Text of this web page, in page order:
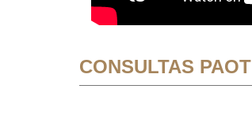
CONSULTAS PAOT